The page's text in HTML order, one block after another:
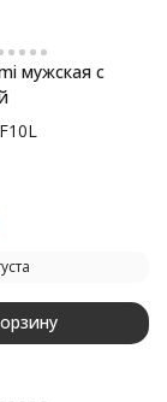
мужская с